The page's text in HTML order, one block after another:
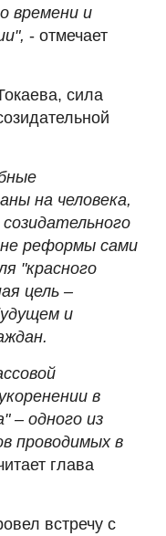
времени и
- отмечает
сила
на человека,
реформы сами
"красного
цель –
и
в
– одного из
проводимых в
глава
встречу с